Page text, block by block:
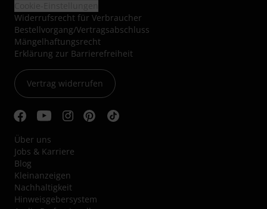
Widerrufsrecht für Verbraucher
Bestellvorgang/Vertragsabschluss
Mängelhaftungsrecht
Erklärung zur Barrierefreiheit
Vertrag widerrufen
Über uns
Jobs & Karriere
Blog
Kleinanzeigen
Nachhaltigkeit
Hinweisgebersystem